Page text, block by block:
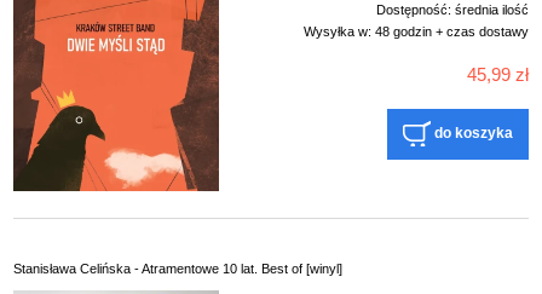
Dostępność: średnia ilość
Wysyłka w: 48 godzin + czas dostawy
45,99 zł
do koszyka
Stanisława Celińska - Atramentowe 10 lat. Best of [winyl]